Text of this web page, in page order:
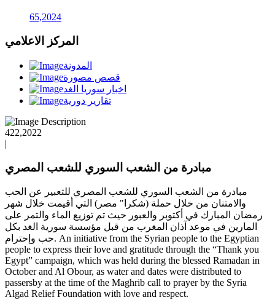
65,2024
المركز الاعلامي
المدونة
قصص مصورة
اخبار سوريا الغد
تقارير دورية
422,2022
|
مبادرة من الشعب السوري للشعب المصري
مبادرة من الشعب السوري للشعب المصري للتعبير عن الحب
والامتنان من خلال حملة (شكرا" مصر) التي أقيمت خلال شهر
رمضان المبارك في أكتوبر والعبور حيث تم توزيع الماء والتمر على
المارين في موعد آذان المغرب من قبل مؤسسة سورية الغد بكل
حب وإحترام. An initiative from the Syrian people to the Egyptian
people to express their love and gratitude through the “Thank you
Egypt” campaign, which was held during the blessed Ramadan in
October and Al Obour, as water and dates were distributed to
passersby at the time of the Maghrib call to prayer by the Syria
Algad Relief Foundation with love and respect.